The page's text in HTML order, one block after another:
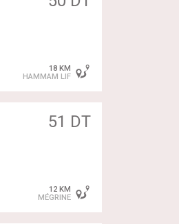
18 KM
HAMMAM LIF
51 DT
12 KM
MÉGRINE